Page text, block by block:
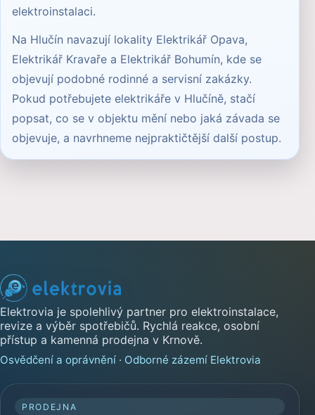
elektroinstalaci.
Na Hlučín navazují lokality Elektrikář Opava,
Elektrikář Kravaře a Elektrikář Bohumín, kde se
objevují podobné rodinné a servisní zakázky.
Pokud potřebujete elektrikáře v Hlučíně, stačí
popsat, co se v objektu mění nebo jaká závada se
objevuje, a navrhneme nejpraktičtější další postup.
Elektrovia je spolehlivý partner pro elektroinstalace,
revize a výběr spotřebičů. Rychlá reakce, osobní
přístup a kamenná prodejna v Krnově.
Osvědčení a oprávnění · Odborné zázemí Elektrovia
PRODEJNA